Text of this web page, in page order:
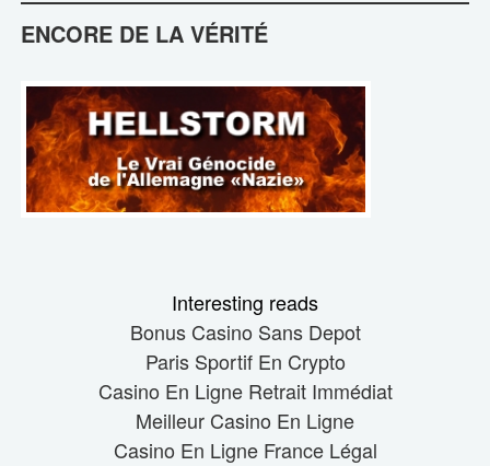
ENCORE DE LA VÉRITÉ
Interesting reads
Bonus Casino Sans Depot
Paris Sportif En Crypto
Casino En Ligne Retrait Immédiat
Meilleur Casino En Ligne
Casino En Ligne France Légal